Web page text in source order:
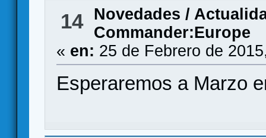
14
Novedades /
Commander:Europe
« en: 25 de Febrero de
Esperaremos a Marzo